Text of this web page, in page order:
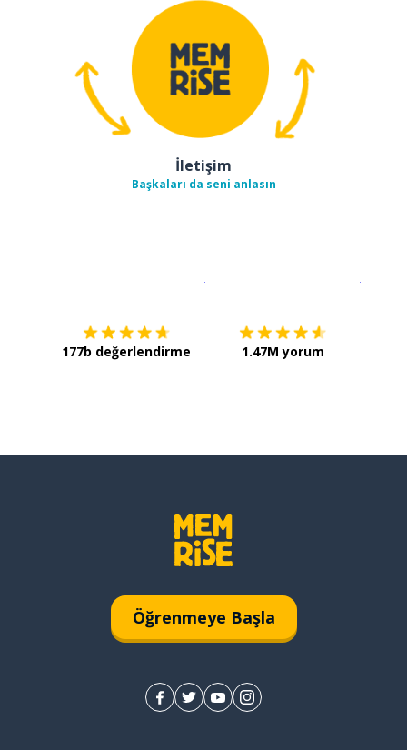
İletişim
Başkaları da seni anlasın
177b değerlendirme 1.47M yorum
Öğrenmeye Başla